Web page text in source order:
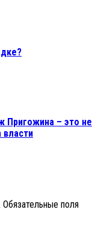
Пригожина – это не
власти
Обязательные поля